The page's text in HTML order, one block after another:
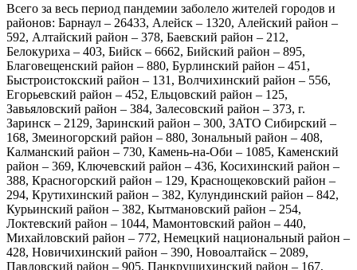
Всего за весь период пандемии заболело жителей городов и
районов: Барнаул – 26433, Алейск – 1320, Алейский район –
592, Алтайский район – 378, Баевский район – 212,
Белокуриха – 403, Бийск – 6662, Бийский район – 895,
Благовещенский район – 880, Бурлинский район – 451,
Быстроистокский район – 131, Волчихинский район – 556,
Егорьевский район – 452, Ельцовский район – 125,
Завьяловский район – 384, Залесовский район – 373, г.
Заринск – 2129, Заринский район – 300, ЗАТО Сибирский –
168, Змеиногорский район – 880, Зональный район – 408,
Калманский район – 730, Камень-на-Оби – 1085, Каменский
район – 369, Ключевский район – 436, Косихинский район –
388, Красногорский район – 129, Краснощековский район –
294, Крутихинский район – 382, Кулундинский район – 842,
Курьинский район – 382, Кытмановский район – 254,
Локтевский район – 1044, Мамонтовский район – 440,
Михайловский район – 772, Немецкий национальный район –
428, Новичихинский район – 390, Новоалтайск – 2089,
Павловский район – 905, Панкрушихинский район – 167,